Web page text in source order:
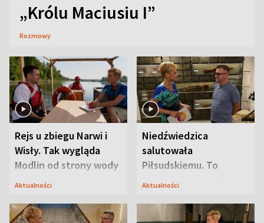
„Królu Maciusiu I”
Rozmowy
Rejs u zbiegu Narwi i
Wisły. Tak wygląda
Modlin od strony wody
Aktualności
Niedźwiedzica
salutowała
Piłsudskiemu. To
niejedyna tajemnica
Aktualności